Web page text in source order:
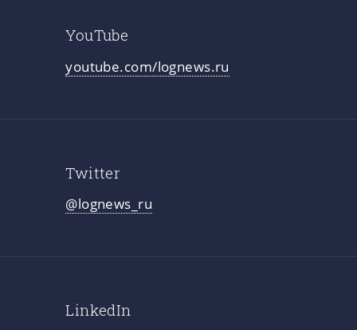
YouTube
youtube.com/lognews.ru
Twitter
@lognews_ru
LinkedIn